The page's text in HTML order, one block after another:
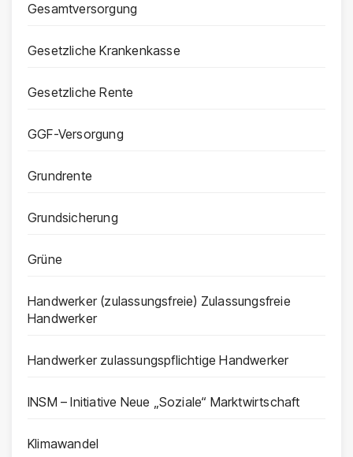
Gesamtversorgung
Gesetzliche Krankenkasse
Gesetzliche Rente
GGF-Versorgung
Grundrente
Grundsicherung
Grüne
Handwerker (zulassungsfreie) Zulassungsfreie
Handwerker
Handwerker zulassungspflichtige Handwerker
INSM – Initiative Neue „Soziale“ Marktwirtschaft
Klimawandel